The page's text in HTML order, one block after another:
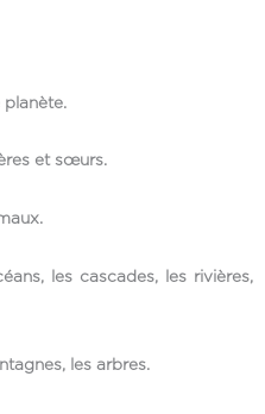
planète.
et sœurs.
les cascades, les rivières,
les arbres.